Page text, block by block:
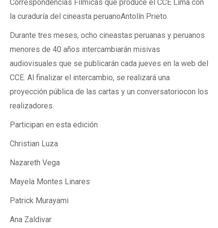
Correspondencias Fílmicas que produce el CCE Lima con
la curaduría del cineasta peruanoAntolín Prieto.
Durante tres meses, ocho cineastas peruanas y peruanos
menores de 40 años intercambiarán misivas
audiovisuales que se publicarán cada jueves en la web del
CCE. Al finalizar el intercambio, se realizará una
proyección pública de las cartas y un conversatoriocon los
realizadores.
Participan en esta edición
Christian Luza
Nazareth Vega
Mayela Montes Linares
Patrick Murayami
Ana Zaldivar